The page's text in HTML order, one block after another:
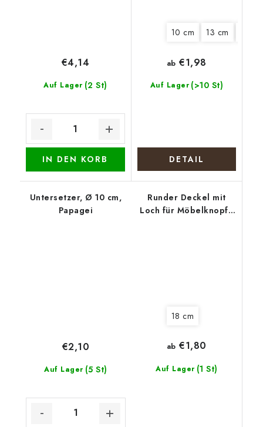
Auf Lager (2 St)
€4,14
IN DEN KORB
10 cm 13 cm
Auf Lager (>10 St)
ab €1,98
DETAIL
Untersetzer, Ø 10 cm,
Papagei
Auf Lager (5 St)
€2,10
Runder Deckel mit
Loch für Möbelknopf -
18 cm
Auf Lager (1 St)
ab €1,80